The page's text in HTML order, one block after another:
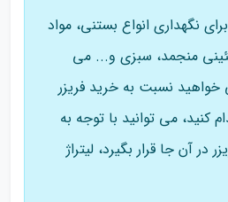
نگهداری انواع بستنی، مواد
منجمد، سبزی و... می
نسبت به خرید فریزر
می توانید با توجه به
در آن جا قرار بگیرد، لیتراژ